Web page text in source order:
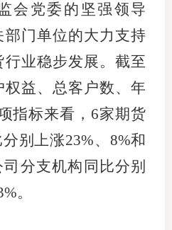
维权组
热线问
政策法
会党委的坚强领导
门单位的大力支持
业稳步发展。截至
权益、总客户数、年
指标来看，6家期货
别上涨23%、8%和
分支机构同比分别
。